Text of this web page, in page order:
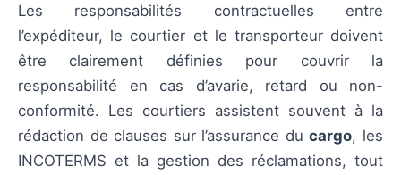
Les responsabilités contractuelles entre
l’expéditeur, le courtier et le transporteur doivent
être clairement définies pour couvrir la
responsabilité en cas d’avarie, retard ou non-
conformité. Les courtiers assistent souvent à la
rédaction de clauses sur l’assurance ducargo, les
INCOTERMS et la gestion des réclamations, tout